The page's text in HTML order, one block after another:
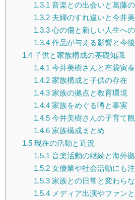
1.3.1 音楽との出会いと葛藤
1.3.2夫婦のすれ違いと今井
1.3.3心の傷と新しい人生へ
1.3.4作品が与える影響と今後
1.4子供と家族構成の基礎知識
1.4.1 今井美樹さんと布袋寅
1.4.2家族構成と子供の存在
1.4.3家族の拠点と教育環境
1.4.4家族をめぐる噂と事実
1.4.5今井美樹さんの子育て観
1.4.6家族構成まとめ
1.5現在の活動と近況
1.5.1 音楽活動の継続と海外
1.5.2女優業や社会活動にも
1.5.3家族との日常と変わら
1.5.4メディア出演やファン